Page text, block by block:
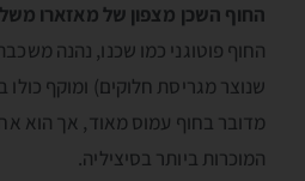
החוף השכן מצפון של מאזארו
החוף פוטוגני כמו שכנו, נהנה
שנוצר מגריסת חלוקים) ומוקף כולו
מדובר בחוף עמוס מאוד, אך הוא
המוכרות ביותר בסיציליה.